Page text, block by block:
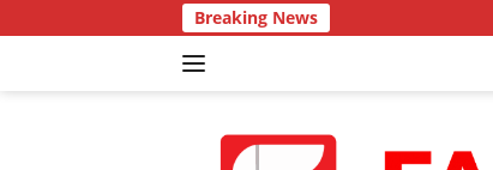
ke
Breaking News